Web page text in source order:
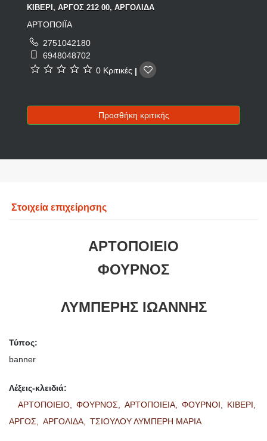
ΚΙΒΕΡΙ, ΑΡΓΟΣ 212 00, ΑΡΓΟΛΙΔΑ
ΑΡΤΟΠΟΙΪΑ
2751042180
6948048702
0 Κριτικές |
Προσθήκη κριτικής
Στοιχεία επιχείρησης
ΑΡΤΟΠΟΙΕΙΟ
ΦΟΥΡΝΟΣ
ΛΥΜΠΕΡΗΣ ΙΩΑΝΝΗΣ
Τύπος:
banner
Λέξεις-κλειδιά:
ΑΡΤΟΠΟΙΕΙΟ,
ΦΟΥΡΝΟΣ, ΑΡΤΟΠΟΙΕΙΑ, ΦΟΥΡΝΟΙ,
ΚΙΒΕΡΙ,
ΑΡΓΟΣ,
ΑΡΓΟΛΙΔΑ, ΤΣΙΟΥΛΟΥ ΛΥΜΠΕΡΗ ΜΑΡΙΑ